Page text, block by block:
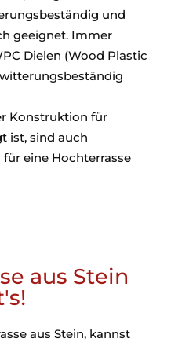
und
geeignet. Immer
Dielen (Wood Plastic
Konstruktion für
ist, sind auch
für eine Hochterrasse
aus Stein
aus Stein, kannst